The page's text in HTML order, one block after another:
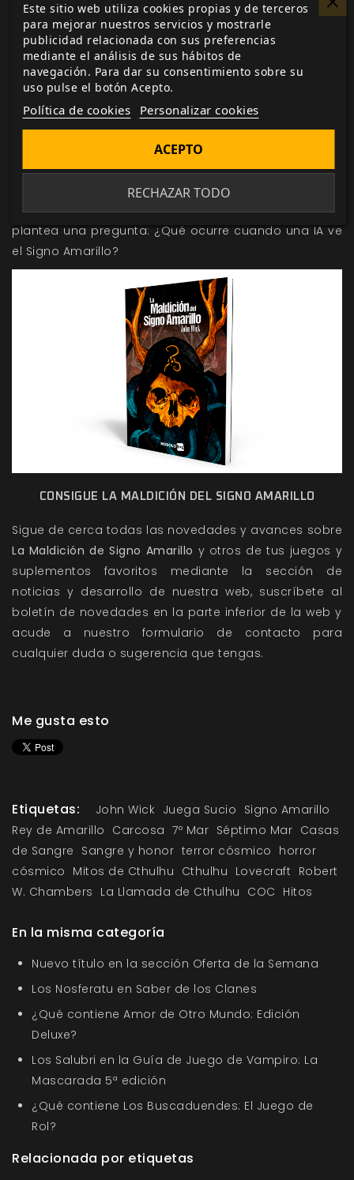
Chambers. En busca de un dios muerto es lo más
parecido a un escenario «tradicional», pero no te
confíes: esta historia es de todo menos el Cthulhu de
toda la vida. Los jugadores asumen el papel de los
villanos más arquetípicos del mundo occidental: sus
personajes serán un grupo de oficiales nazis
desplazados a África en busca de diamantes. El
segundo escenario, El coro del rey, se centra en la
obra de teatro de El Rey de Amarillo y en lo que
sucede cuando unas mentes frágiles y creativas se
ven expuestas a esta. Finalmente, Arquímedes 7
plantea una pregunta: ¿Qué ocurre cuando una IA ve
el Signo Amarillo?
CONSIGUE LA MALDICIÓN DEL SIGNO AMARILLO
Sigue de cerca todas las novedades y avances sobre
La Maldición de Signo Amarillo y otros de tus juegos y
suplementos favoritos mediante la sección de
noticias y desarrollo de nuestra web, suscríbete al
boletín de novedades en la parte inferior de la web y
acude a nuestro formulario de contacto para
cualquier duda o sugerencia que tengas.
Me gusta esto
Etiquetas: John Wick Juega Sucio Signo Amarillo
Rey de Amarillo Carcosa 7º Mar Séptimo Mar Casas
de Sangre Sangre y honor terror cósmico horror
cósmico Mitos de Cthulhu Cthulhu Lovecraft Robert
W. Chambers La Llamada de Cthulhu COC Hitos
En la misma categoría
Nuevo título en la sección Oferta de la Semana
Los Nosferatu en Saber de los Clanes
¿Qué contiene Amor de Otro Mundo: Edición
Deluxe?
Los Salubri en la Guía de Juego de Vampiro: La
Mascarada 5ª edición
¿Qué contiene Los Buscaduendes: El Juego de
Rol?
Relacionada por etiquetas
Este sitio web utiliza cookies propias y de terceros
para mejorar nuestros servicios y mostrarle
publicidad relacionada con sus preferencias
mediante el análisis de sus hábitos de
navegación. Para dar su consentimiento sobre su
uso pulse el botón Acepto.
Política de cookies Personalizar cookies
RECHAZAR TODO
ACEPTO